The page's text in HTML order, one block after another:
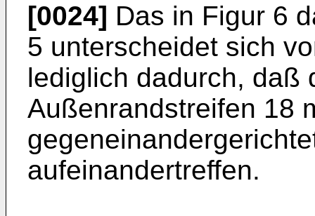
[0024] Das in Figur 6
5 unterscheidet sich
lediglich dadurch, daß
Außenrandstreifen 18
aufeinandertreffen.